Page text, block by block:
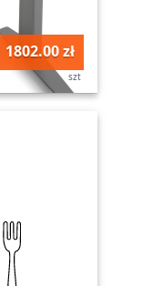
1802.00 zł
szt